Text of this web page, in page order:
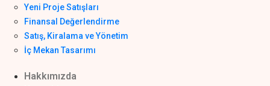
Yeni Proje Satışları
Finansal Değerlendirme
Satış, Kiralama ve Yönetim
İç Mekan Tasarımı
Hakkımızda